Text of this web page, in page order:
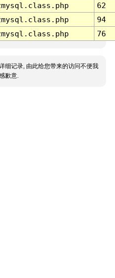
62
94
76
细记录, 由此给您带来的访问不便我
歉意.